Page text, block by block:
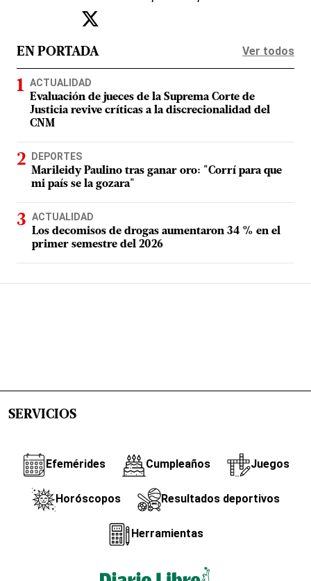
EN PORTADA Ver todos
ACTUALIDAD
Evaluación de jueces de la Suprema Corte de
Justicia revive críticas a la discrecionalidad del
CNM
DEPORTES
Marileidy Paulino tras ganar oro: "Corrí para que
mi país se la gozara"
ACTUALIDAD
Los decomisos de drogas aumentaron 34 % en el
primer semestre del 2026
SERVICIOS
Efemérides Cumpleaños Juegos
Horóscopos Resultados deportivos
Herramientas